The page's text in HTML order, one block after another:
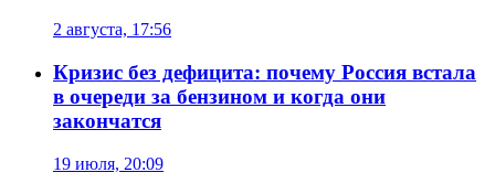
2 августа, 17:56
Кризис без дефицита: почему Россия встала
в очереди за бензином и когда они
закончатся
19 июля, 20:09